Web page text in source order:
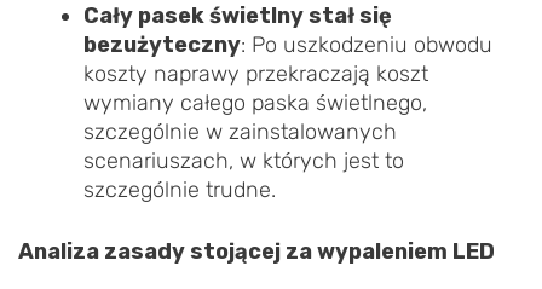
Cały pasek świetlny stał się
bezużyteczny: Po uszkodzeniu obwodu
koszty naprawy przekraczają koszt
wymiany całego paska świetlnego,
szczególnie w zainstalowanych
scenariuszach, w których jest to
szczególnie trudne.
Analiza zasady stojącej za wypaleniem LED